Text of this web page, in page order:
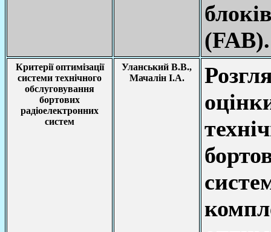
(FAB).
Критерії оптимізації
системи технічного
обслуговування
бортових
радіоелектронних
систем
Уланський В.В.,
Мачалін І.А.